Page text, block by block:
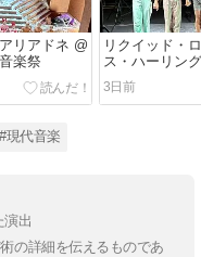
リアドネ @
楽祭
リクイッド・
ス・ハーリング
Hold&Resist
Version
3日前
#現代音楽
演出
の詳細を伝えるものであ